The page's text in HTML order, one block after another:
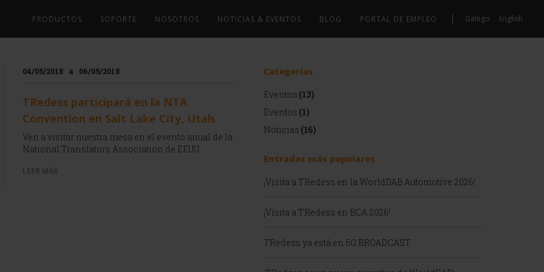
English
Galego
PRODUCTOS SOPORTE NOSOTROS NOTICIAS & EVENTOS BLOG PORTAL DE EMPLEO
04/05/2018 a 06/05/2018
TRedess participará en la NTA
Convention en Salt Lake City, Utah.
Ven a visitar nuestra mesa en el evento anual de la
National Translators Association de EEUU.
Categorías
Eventos (13)
Eventos (1)
Noticias (16)
Entradas más populares
¡Visita a TRedess en la WorldDAB Automotive 2026!
¡Visita a TRedess en BCA 2026!
TRedess ya está en 5G BROADCAST